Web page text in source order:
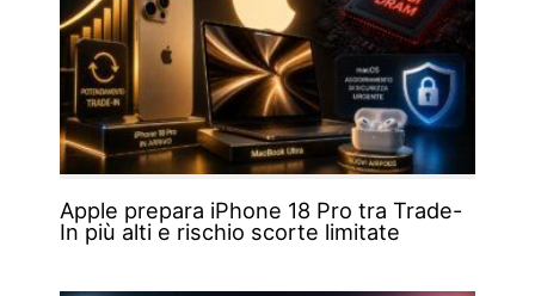
Apple prepara iPhone 18 Pro tra Trade-
In più alti e rischio scorte limitate